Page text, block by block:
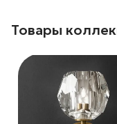
Товары